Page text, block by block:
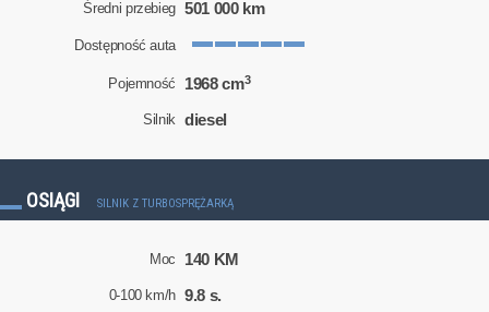
Średni przebieg 501 000 km
Dostępność auta
Pojemność 1968 cm3
Silnik diesel
OSIĄGI SILNIK Z TURBOSPRĘŻARKĄ
Moc 140 KM
0-100 km/h 9.8 s.